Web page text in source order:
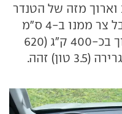
וארוך מזה של הטנדר
היפני ב-3.5 ס"מ (156 ס"מ) אבל צר ממנו ב-4 ס"מ
(150 ס"מ). כושר ההעמסה נמוך בכ-400 ק"ג (620
זהה.